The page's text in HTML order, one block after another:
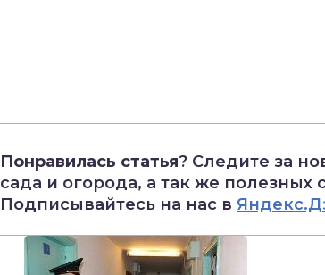
Понравилась статья? Следите за
сада и огорода, а так же полезных
Подписывайтесь на нас в